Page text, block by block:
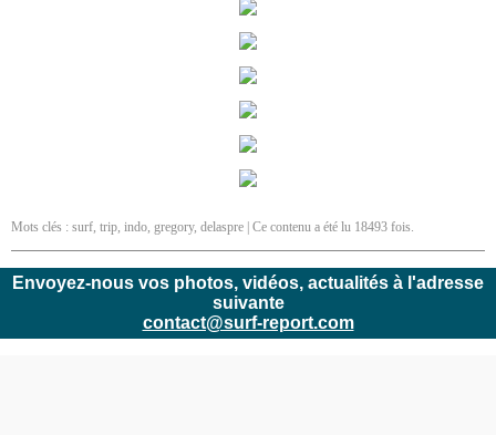
Mots clés : surf, trip, indo, gregory, delaspre | Ce contenu a été lu 18493 fois.
Envoyez-nous vos photos, vidéos, actualités à l'adresse
suivante
contact@surf-report.com